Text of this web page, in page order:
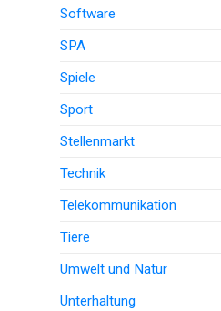
Software
SPA
Spiele
Sport
Stellenmarkt
Technik
Telekommunikation
Tiere
Umwelt und Natur
Unterhaltung